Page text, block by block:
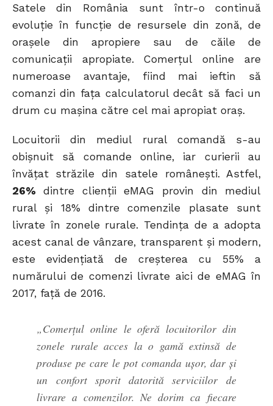
Satele din România sunt într-o continuă
evoluție în funcție de resursele din zonă, de
orașele din apropiere sau de căile de
comunicații apropiate. Comerțul online are
numeroase avantaje, fiind mai ieftin să
comanzi din fața calculatorul decât să faci un
drum cu mașina către cel mai apropiat oraș.
Locuitorii din mediul rural comandă s-au
obișnuit să comande online, iar curierii au
învățat străzile din satele românești. Astfel,
26% dintre clienții eMAG provin din mediul
rural și 18% dintre comenzile plasate sunt
livrate în zonele rurale. Tendința de a adopta
acest canal de vânzare, transparent și modern,
este evidențiată de creșterea cu 55% a
numărului de comenzi livrate aici de eMAG în
2017, față de 2016.
„Comerțul online le oferă locuitorilor din
zonele rurale acces la o gamă extinsă de
produse pe care le pot comanda ușor, dar și
un confort sporit datorită serviciilor de
livrare a comenzilor. Ne dorim ca fiecare